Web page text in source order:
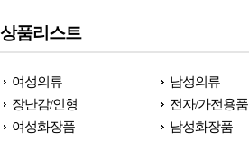
상품리스트
여성의류 남성의류
장난감/인형
전자/가전용품
여성화장품
남성화장품